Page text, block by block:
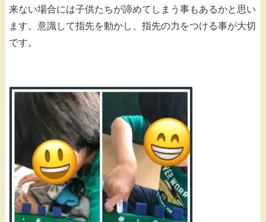
来ない場合には子供たちが諦めてしまう事もあるかと思い
ます。意識して指先を動かし、指先の力をつける事が大切
です。